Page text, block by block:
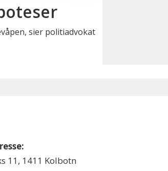
sier politiadvokat
11, 1411 Kolbotn